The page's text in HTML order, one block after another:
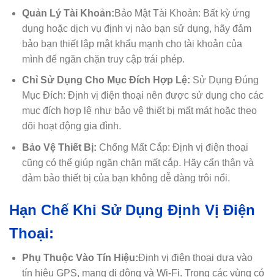
Quản Lý Tài Khoản:Bảo Mật Tài Khoản: Bất kỳ ứng
dụng hoặc dịch vụ định vị nào bạn sử dụng, hãy đảm
bảo bạn thiết lập mật khẩu mạnh cho tài khoản của
mình để ngăn chặn truy cập trái phép.
Chỉ Sử Dụng Cho Mục Đích Hợp Lệ: Sử Dụng Đúng
Mục Đích: Định vị điện thoại nên được sử dụng cho các
mục đích hợp lệ như bảo vệ thiết bị mất mát hoặc theo
dõi hoạt động gia đình.
Bảo Vệ Thiết Bị: Chống Mất Cắp: Định vị điện thoại
cũng có thể giúp ngăn chặn mất cắp. Hãy cẩn thận và
đảm bảo thiết bị của bạn không dễ dàng trôi nổi.
Hạn Chế Khi Sử Dụng Định Vị Điện
Thoại:
Phụ Thuộc Vào Tín Hiệu:Định vị điện thoại dựa vào
tín hiệu GPS, mạng di động và Wi-Fi. Trong các vùng có